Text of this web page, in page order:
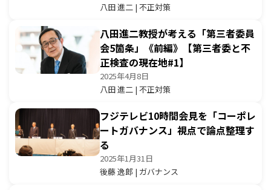
八田 進二 | 不正対策
八田進二教授が考える「第三者委員
会5箇条」《前編》【第三者委と不
正検査の現在地#1】
2025年4月8日
八田 進二 | 不正対策
フジテレビ10時間会見を「コーポレ
ートガバナンス」視点で論点整理す
る
2025年1月31日
後藤 逸郎 | ガバナンス